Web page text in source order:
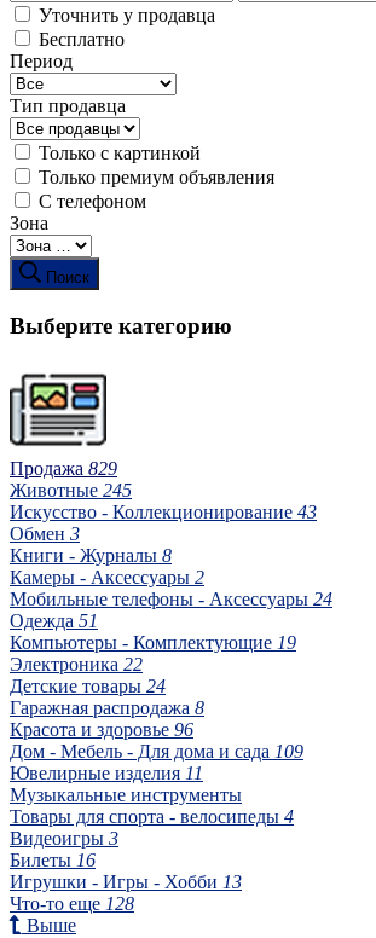
Уточнить у продавца
Бесплатно
Период
Тип продавца
Только с картинкой
Только премиум объявления
С телефоном
Зона
Поиск
Выберите категорию
Продажа 829
Животные 245
Искусство - Коллекционирование 43
Обмен 3
Книги - Журналы 8
Камеры - Аксессуары 2
Мобильные телефоны - Аксессуары 24
Одежда 51
Компьютеры - Комплектующие 19
Электроника 22
Детские товары 24
Гаражная распродажа 8
Красота и здоровье 96
Дом - Мебель - Для дома и сада 109
Ювелирные изделия 11
Музыкальные инструменты
Товары для спорта - велосипеды 4
Видеоигры 3
Билеты 16
Игрушки - Игры - Хобби 13
Что-то еще 128
Выше